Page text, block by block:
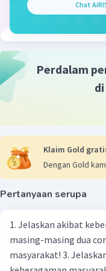
Chat
Perdalam
Klaim Gold
Dengan Gold
Pertanyaan serupa
1. Jelaskan akibat
masing-masing dua
masyarakat! 3. Jelaskan macam-macam konflik yang terjadi akibat